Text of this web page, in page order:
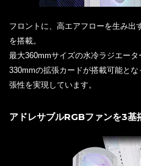
フロントに、高エアフローを生み出
を搭載。
最大360mmサイズの水冷ラジエー
330mmの拡張カードが搭載可能と
張性を実現しています。
アドレサブルRGBファンを3基